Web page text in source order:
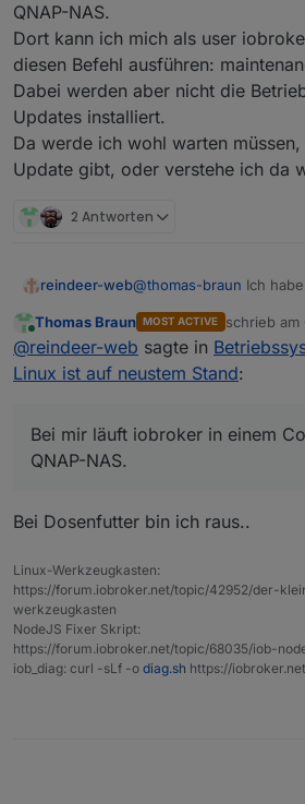
die Updateprüfung
an das einstellbare
Updateprüfung der
Ist ein Ding des OS, der
eine Ebene tiefer
Hier habe ich ja nun
meiner Installation
existiert ud ich auch
Updates installieren
Sonderlocke von
QNAP-NAS.
Dort kann ich mich als user
diesen Befehl ausführen:
Dabei werden aber nicht die
Updates installiert.
Da werde ich wohl warten
Update gibt, oder verstehe ich da
2 Antworten
reindeer-web@thomas-braun Ich
Bei mir läuft iobroker in
einem QNAP-NAS.
Dort kann ich mich als
Dabei werden aber
falsch?
Online
Thomas Braun MOST ACTIVE schrieb am
zuletzt
@reindeer-web sagte in
Linux ist auf neustem Stand:
Bei mir läuft iobroker in einem
QNAP-NAS.
Bei Dosenfutter bin ich raus..
Linux-Werkzeugkasten:
https://forum.iobroker.net/topic/42952/der-
werkzeugkasten
NodeJS Fixer Skript:
https://forum.iobroker.net/topic/68035/iob-
iob_diag: curl -sLf -o diag.sh https://